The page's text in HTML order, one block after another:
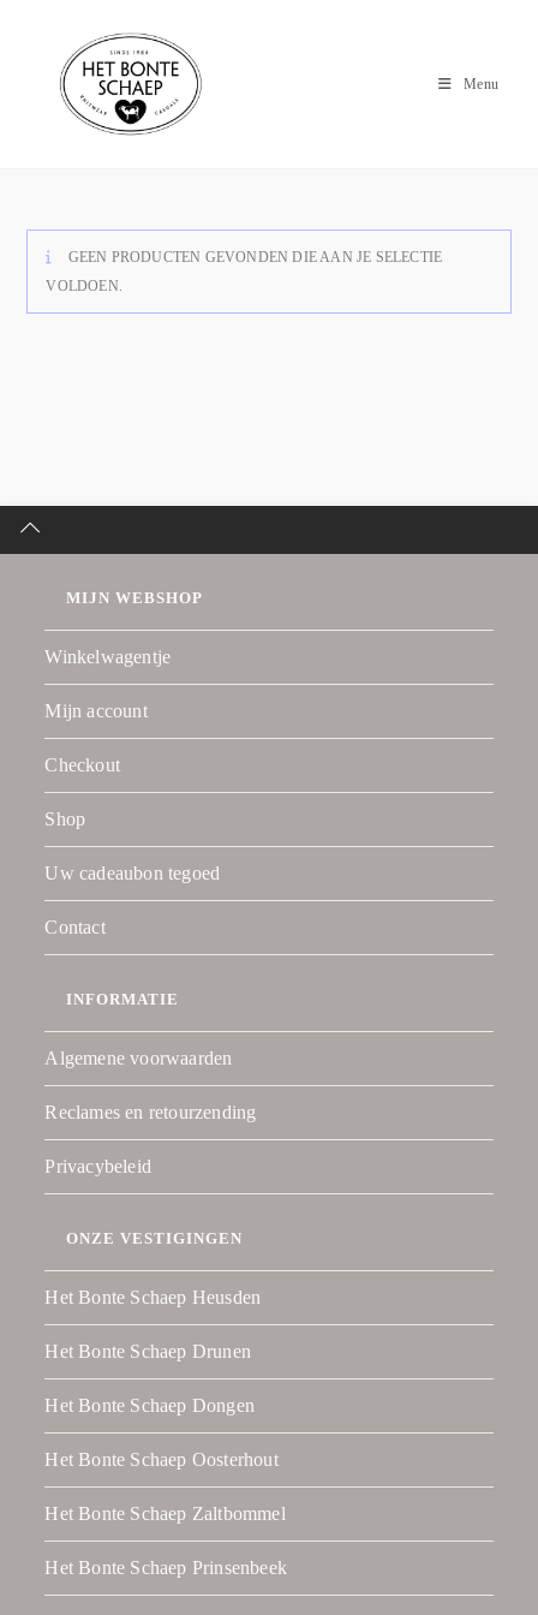
Menu
GEEN PRODUCTEN GEVONDEN DIE AAN JE SELECTIE
VOLDOEN.
MIJN WEBSHOP
Winkelwagentje
Mijn account
Checkout
Shop
Uw cadeaubon tegoed
Contact
INFORMATIE
Algemene voorwaarden
Reclames en retourzending
Privacybeleid
ONZE VESTIGINGEN
Het Bonte Schaep Heusden
Het Bonte Schaep Drunen
Het Bonte Schaep Dongen
Het Bonte Schaep Oosterhout
Het Bonte Schaep Zaltbommel
Het Bonte Schaep Prinsenbeek